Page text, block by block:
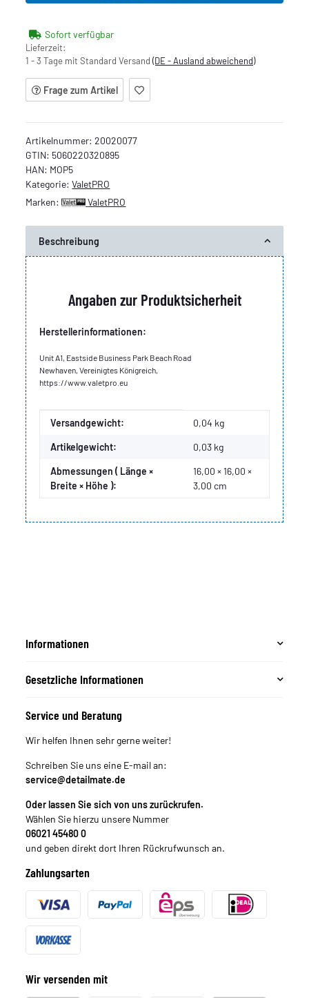
Sofort verfügbar
Lieferzeit:
1 - 3 Tage mit Standard Versand(DE - Ausland abweichend)
Frage zum Artikel
Artikelnummer:20020077
GTIN: 5060220320895
HAN: MOP5
Kategorie:ValetPRO
Marken:
ValetPRO
Beschreibung
Angaben zur Produktsicherheit
Herstellerinformationen:
Unit A1, Eastside Business Park Beach Road
Newhaven, Vereinigtes Königreich,
https://www.valetpro.eu
Produkteigenschaft
Wert
Versandgewicht: 0,04 kg
Artikelgewicht: 0,03 kg
Abmessungen ( Länge ×
Breite × Höhe ):
16,00 × 16,00 ×
3,00 cm
Informationen
Gesetzliche Informationen
Service und Beratung
Wir helfen Ihnen sehr gerne weiter!
Schreiben Sie uns eine E-mail an:
service@detailmate.de
Oder lassen Sie sich von uns zurückrufen.
Wählen Sie hierzu unsere Nummer
06021 45480 0
und geben direkt dort Ihren Rückrufwunsch an.
Zahlungsarten
Wir versenden mit